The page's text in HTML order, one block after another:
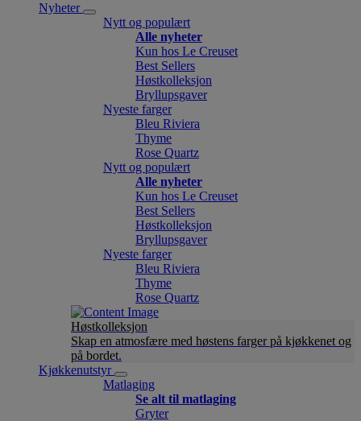
Nyheter
Nytt og populært
Alle nyheter
Kun hos Le Creuset
Best Sellers
Høstkolleksjon
Bryllupsgaver
Nyeste farger
Bleu Riviera
Thyme
Rose Quartz
Nytt og populært
Alle nyheter
Kun hos Le Creuset
Best Sellers
Høstkolleksjon
Bryllupsgaver
Nyeste farger
Bleu Riviera
Thyme
Rose Quartz
Høstkolleksjon
Skap en atmosfære med høstens farger på kjøkkenet og
på bordet.
Kjøkkenutstyr
Matlaging
Se alt til matlaging
Gryter